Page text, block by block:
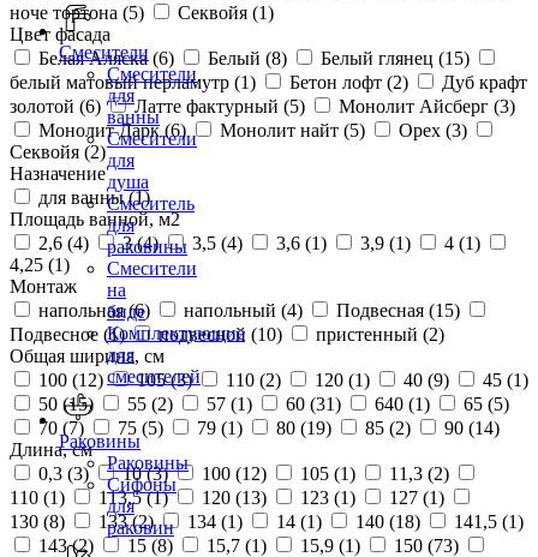
Смесители
Смесители
для
ванны
Смесители
для
душа
Смеситель
для
раковины
Смесители
на
биде
Комплектующие
для
смесителей
Раковины
Раковины
Сифоны
для
раковин
ноче тортона (5) Секвойя (1)
Цвет фасада
Белая Аляска (6) Белый (8) Белый глянец (15)
белый матовый перламутр (1) Бетон лофт (2)
Дуб крафт
золотой (6) Латте фактурный (5) Монолит Айсберг (3)
Монолит Дарк (6) Монолит найт (5) Орех (3)
Секвойя (2)
Назначение
для ванны (1)
Площадь ванной, м2
2,6 (4) 3 (4) 3,5 (4) 3,6 (1) 3,9 (1) 4 (1)
4,25 (1)
Монтаж
напольная (6) напольный (4) Подвесная (15)
Подвесное (1) подвесной (10) пристенный (2)
Общая ширина, см
100 (12) 105 (3) 110 (2) 120 (1) 40 (9) 45 (1)
50 (15) 55 (2) 57 (1) 60 (31) 640 (1) 65 (5)
70 (7) 75 (5) 79 (1) 80 (19) 85 (2) 90 (14)
Длина, см
0,3 (3) 10 (3) 100 (12) 105 (1) 11,3 (2)
110 (1) 113,5 (1) 120 (13) 123 (1) 127 (1)
130 (8) 133 (2) 134 (1) 14 (1) 140 (18) 141,5 (1)
143 (2) 15 (8) 15,7 (1) 15,9 (1) 150 (73)